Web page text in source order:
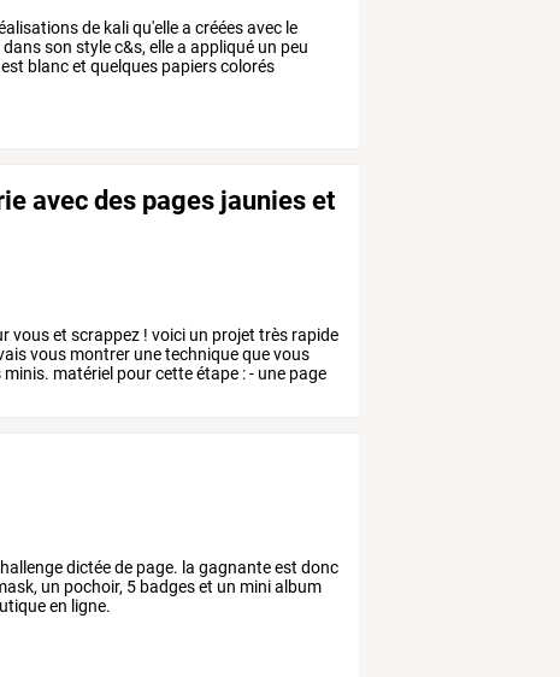
de kaliqu'ellea crééesavec le
dansson stylec&s, ellea appliqué un peu
est blancet quelques papierscolorés
avec des pages jaunies et
vouset scrappez ! voici un projet très rapide
vous montrer unetechniquequevous
minis. matériel pourcetteétape :- une page
dictée de page. la gagnante est donc
un pochoir, 5 badges et un mini album
en ligne.